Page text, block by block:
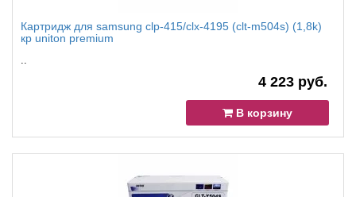
Картридж для samsung clp-415/clx-4195 (clt-m504s) (1,8k)
кр uniton premium
..
4 223 руб.
В корзину